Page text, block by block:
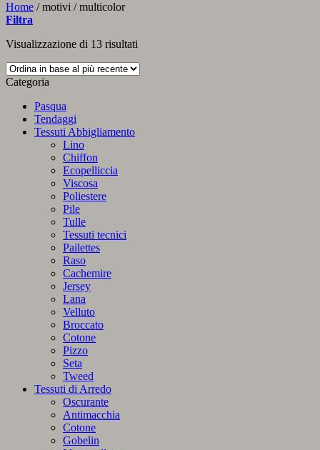
Home /motivi /multicolor
Filtra
Visualizzazione di 13 risultati
Categoria
Pasqua
Tendaggi
Tessuti Abbigliamento
Lino
Chiffon
Ecopelliccia
Viscosa
Poliestere
Pile
Tulle
Tessuti tecnici
Pailettes
Raso
Cachemire
Jersey
Lana
Velluto
Broccato
Cotone
Pizzo
Seta
Tweed
Tessuti di Arredo
Oscurante
Antimacchia
Cotone
Gobelin